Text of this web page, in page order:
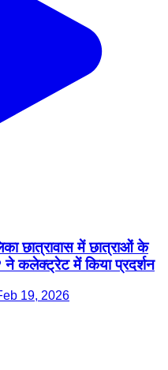
छात्रावास में छात्राओं के
कलेक्ट्रेट में किया प्रदर्शन
19, 2026